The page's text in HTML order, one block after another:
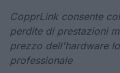
CopprLink consente
perdite di prestazioni
prezzo dell'hardware
professionale